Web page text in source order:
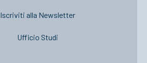
Iscriviti alla Newsletter
Ufficio Studi